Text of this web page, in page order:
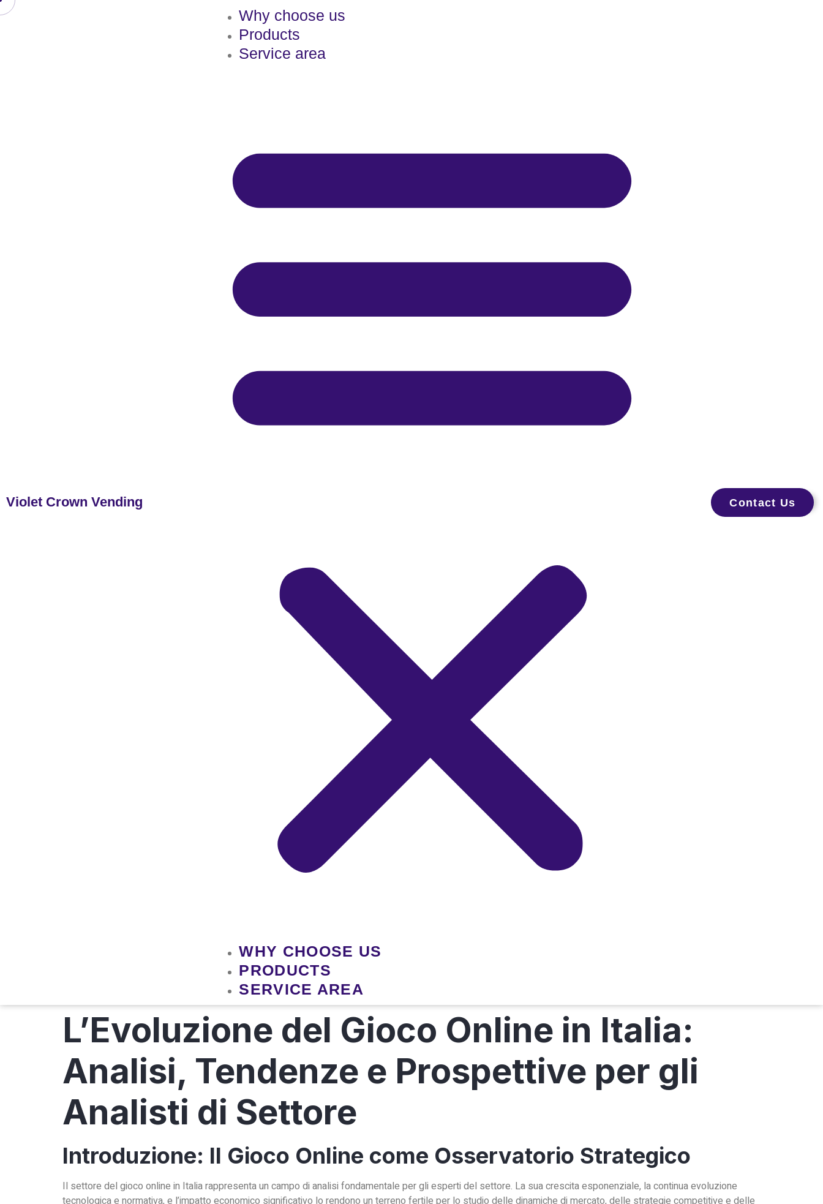
Violet Crown Vending
Why choose us
Products
Service area
WHY CHOOSE US
PRODUCTS
SERVICE AREA
Contact Us
L’Evoluzione del Gioco Online in Italia:
Analisi, Tendenze e Prospettive per gli
Analisti di Settore
Introduzione: Il Gioco Online come Osservatorio Strategico
Il settore del gioco online in Italia rappresenta un campo di analisi fondamentale per gli esperti del settore. La sua crescita esponenziale, la continua evoluzione
tecnologica e normativa, e l’impatto economico significativo lo rendono un terreno fertile per lo studio delle dinamiche di mercato, delle strategie competitive e delle